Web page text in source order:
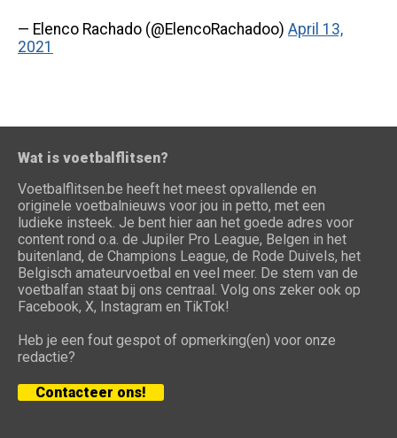
— Elenco Rachado (@ElencoRachadoo) April 13,
2021
Wat is voetbalflitsen?
Voetbalflitsen.be heeft het meest opvallende en
originele voetbalnieuws voor jou in petto, met een
ludieke insteek. Je bent hier aan het goede adres voor
content rond o.a. de Jupiler Pro League, Belgen in het
buitenland, de Champions League, de Rode Duivels, het
Belgisch amateurvoetbal en veel meer. De stem van de
voetbalfan staat bij ons centraal. Volg ons zeker ook op
Facebook, X, Instagram en TikTok!
Heb je een fout gespot of opmerking(en) voor onze
redactie?
Contacteer ons!